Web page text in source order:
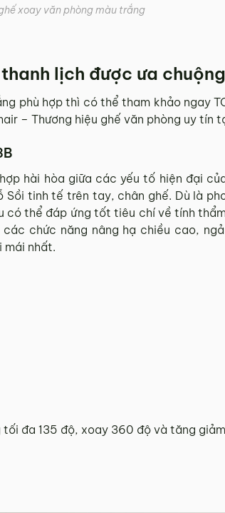
xoay văn phòng màu trắng
lịch được ưa
phù hợp thì có thể tham khảo ngay
– Thương hiệu ghế văn phòng uy tín
hài hòa giữa các yếu tố hiện đại
tinh tế trên tay, chân ghế. Dù là
có thể đáp ứng tốt tiêu chí về tính
chức năng nâng hạ chiều cao,
mái nhất.
đa 135 độ, xoay 360 độ và tăng